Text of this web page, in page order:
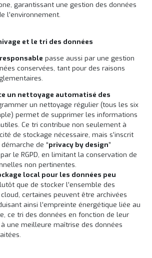
garantissant une gestion des données
l’environnement.
et le tri des données
passe aussi par une gestion
conservées, tant pour des raisons
un nettoyage automatisé des
un nettoyage régulier (tous les six
permet de supprimer les informations
Ce tri contribue non seulement à
de stockage nécessaire, mais s’inscrit
de “privacy by design”
le RGPD, en limitant la conservation de
non pertinentes.
local pour les données peu
que de stocker l’ensemble des
certaines peuvent être archivées
ainsi l’empreinte énergétique liée au
ce tri des données en fonction de leur
une meilleure maîtrise des données